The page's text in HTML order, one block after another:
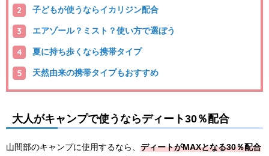
子どもが使うならイカリジン配合
エアゾール？ミスト？使い方で選ぼう
夏に持ち歩くなら携帯タイプ
天然由来の携帯タイプもおすすめ
大人がキャンプで使うならディート30％配合
山間部のキャンプに使用するなら、 ディートがMAXとなる30％配合